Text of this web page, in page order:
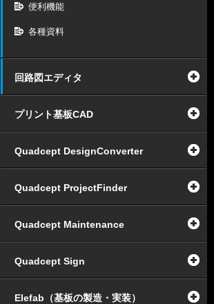
便利機能
各種資料
回路図エディタ
プリント基板CAD
Quadcept DesignConverter
Quadcept ProjectFinder
Quadcept Maintenance
Quadcept Sign
Elefab（基板の製造・実装）